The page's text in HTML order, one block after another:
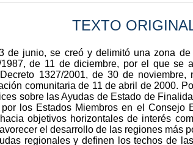
TEXTO
de junio, se creó y delimitó una zona
de 11 de diciembre, por el que se
1327/2001, de 30 de
comunitaria de 11 de abril de 2000.
sobre las Ayudas de Estado de
los Estados Miembros en el
objetivos horizontales de interés
el desarrollo de las regiones más
regionales y definen los techos de